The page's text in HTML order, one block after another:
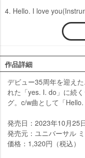
4. Hello. I love
作品詳細
デビュー35周年を迎え
れた「yes. I. do」に続
グ。c/w曲として「Hello.
発売日：2023年10月25
発売元：ユニバーサル
価格：1,320円（税込）